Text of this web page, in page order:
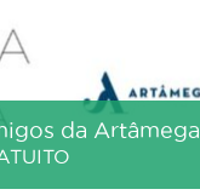
da Artâmega